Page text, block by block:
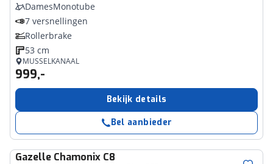
DamesMonotube
7 versnellingen
Rollerbrake
53 cm
MUSSELKANAAL
999,-
Bekijk details
Bel aanbieder
Gazelle Chamonix C8